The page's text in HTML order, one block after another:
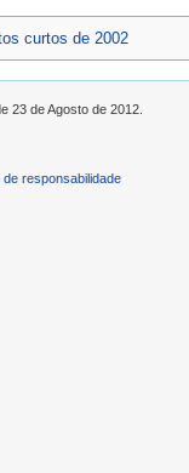
curtos de 2002
23 de Agosto de 2012.
responsabilidade